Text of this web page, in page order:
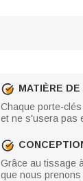
MATIÈRE
Chaque porte-
et ne s'usera pas
Grâce au tissage
que nous